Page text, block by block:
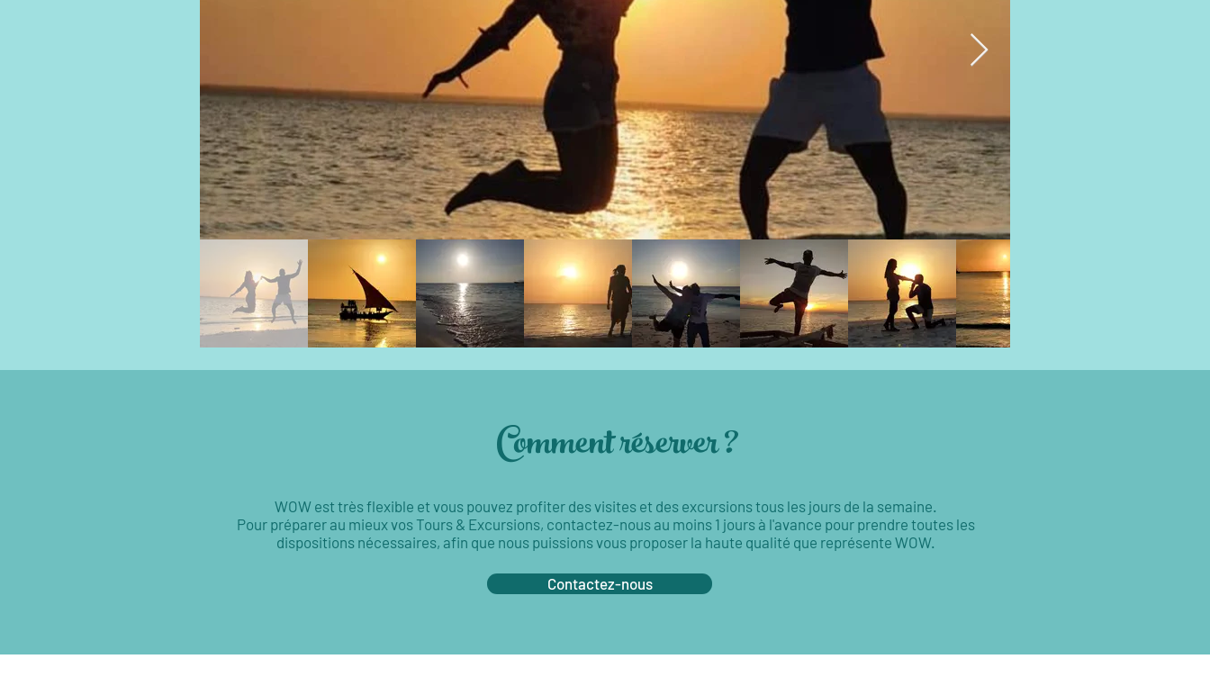
Comment réserver ?
WOW est très flexible et vous pouvez profiter des visites et des excursions tous les jours de la semaine.
Pour préparer au mieux vos Tours & Excursions, contactez-nous au moins 1 jours à l'avance pour prendre toutes les
dispositions nécessaires, afin que nous puissions vous proposer la haute qualité que représente WOW.
Contactez-nous